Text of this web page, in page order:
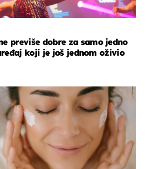
previše dobre za samo jedno
koji je još jednom oživio